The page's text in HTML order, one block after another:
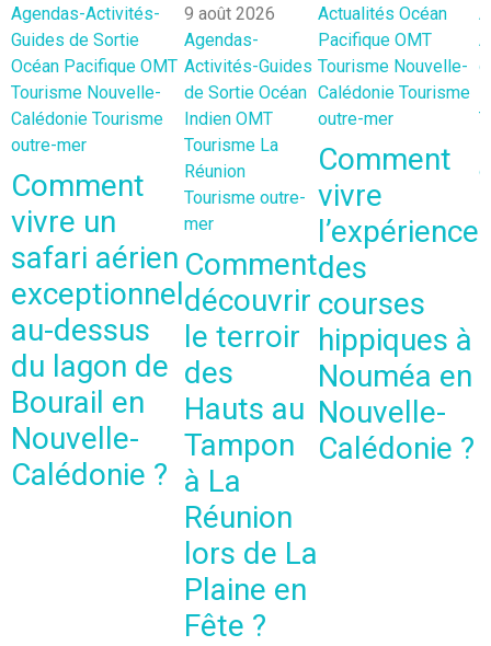
Agendas-Activités-
Guides de Sortie
Océan Pacifique OMT
Tourisme Nouvelle-
Calédonie Tourisme
outre-mer
Comment
vivre un
safari aérien
exceptionnel
au-dessus
du lagon de
Bourail en
Nouvelle-
Calédonie ?
9 août 2026
Agendas-
Activités-Guides
de Sortie Océan
Indien OMT
Tourisme La
Réunion
Tourisme outre-
mer
Comment
découvrir
le terroir
des
Hauts au
Tampon
à La
Réunion
lors de La
Plaine en
Fête ?
Actualités Océan
Pacifique OMT
Tourisme Nouvelle-
Calédonie Tourisme
outre-mer
Comment
vivre
l’expérience
des
courses
hippiques à
Nouméa en
Nouvelle-
Calédonie ?